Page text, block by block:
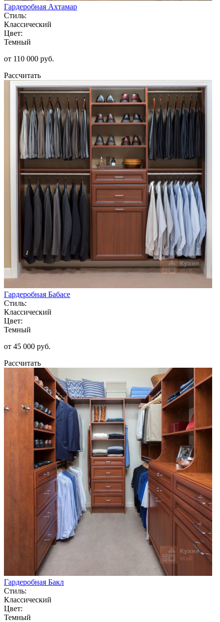
Гардеробная Ахтамар
Стиль:
Классический
Цвет:
Темный
от 110 000 руб.
Рассчитать
Гардеробная Бабасе
Стиль:
Классический
Цвет:
Темный
от 45 000 руб.
Рассчитать
Гардеробная Бакл
Стиль:
Классический
Цвет:
Темный